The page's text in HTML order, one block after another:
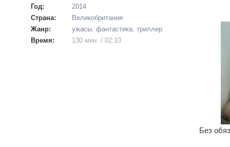
Год:
2014
Страна:
Великобритания
Жанр:
ужасы, фантастика, триллер
Время:
130 мин. / 02:10
Без